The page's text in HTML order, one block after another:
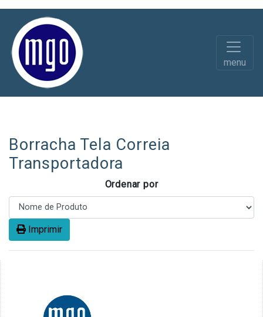
menu
Borracha Tela Correia
Transportadora
Ordenar por
Imprimir